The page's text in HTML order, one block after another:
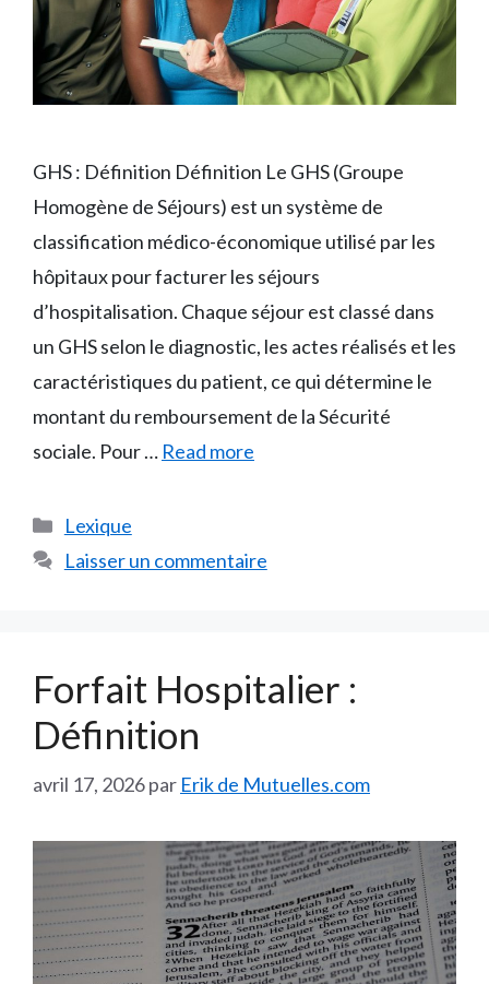
GHS : Définition Définition Le GHS (Groupe
Homogène de Séjours) est un système de
classification médico-économique utilisé par les
hôpitaux pour facturer les séjours
d’hospitalisation. Chaque séjour est classé dans
un GHS selon le diagnostic, les actes réalisés et les
caractéristiques du patient, ce qui détermine le
montant du remboursement de la Sécurité
sociale. Pour … Read more
Catégories
Lexique
Laisser un commentaire
Forfait Hospitalier :
Définition
avril 17, 2026par Erik de Mutuelles.com